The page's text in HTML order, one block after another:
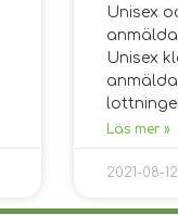
Unisex
Unisex
Läs mer »
2021-08-12